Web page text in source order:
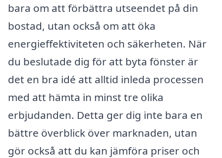
bara om att förbättra utseendet på din
bostad, utan också om att öka
energieffektiviteten och säkerheten. När
du beslutade dig för att byta fönster är
det en bra idé att alltid inleda processen
med att hämta in minst tre olika
erbjudanden. Detta ger dig inte bara en
bättre överblick över marknaden, utan
gör också att du kan jämföra priser och